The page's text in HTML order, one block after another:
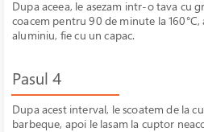
Dupa aceea, le asezam intr-o tava cu
coacem pentru 90 de minute la
aluminiu, fie cu un capac.
Pasul 4
Dupa acest interval, le scoatem de la
barbeque, apoi le lasam la cuptor